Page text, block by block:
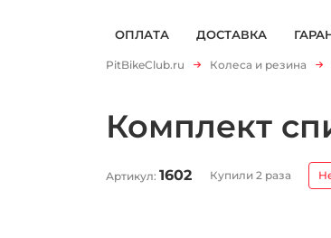
ОПЛАТА ДОСТАВКА
PitBikeClub.ru Колеса и резина
Комплект
Артикул: 1602 Купили 2 раза